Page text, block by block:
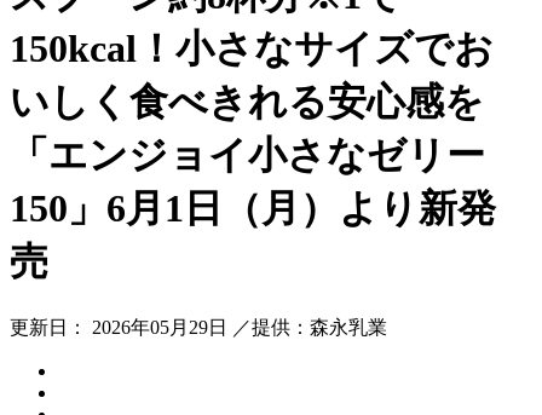
150kcal！小さなサイズでお
いしく食べきれる安心感を
「エンジョイ小さなゼリー
150」6月1日（月）より新発
売
更新日： 2026年05月29日 ／提供：森永乳業